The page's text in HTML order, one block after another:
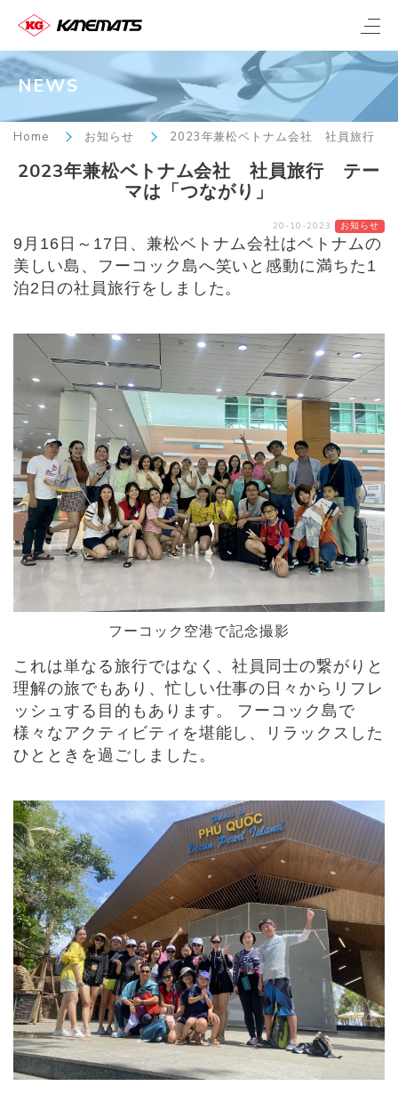
NEWS
Home お知らせ 2023年兼松ベトナム会社 社員旅行 テ
2023年兼松ベトナム会社 社員旅行 テー
マは「つながり」
20-10-2023 お知らせ
9月16日～17日、兼松ベトナム会社はベトナムの
美しい島、フーコック島へ笑いと感動に満ちた1
泊2日の社員旅行をしました。
フーコック空港で記念撮影
これは単なる旅行ではなく、社員同士の繋がりと
理解の旅でもあり、忙しい仕事の日々からリフレ
ッシュする目的もあります。 フーコック島で
様々なアクティビティを堪能し、リラックスした
ひとときを過ごしました。